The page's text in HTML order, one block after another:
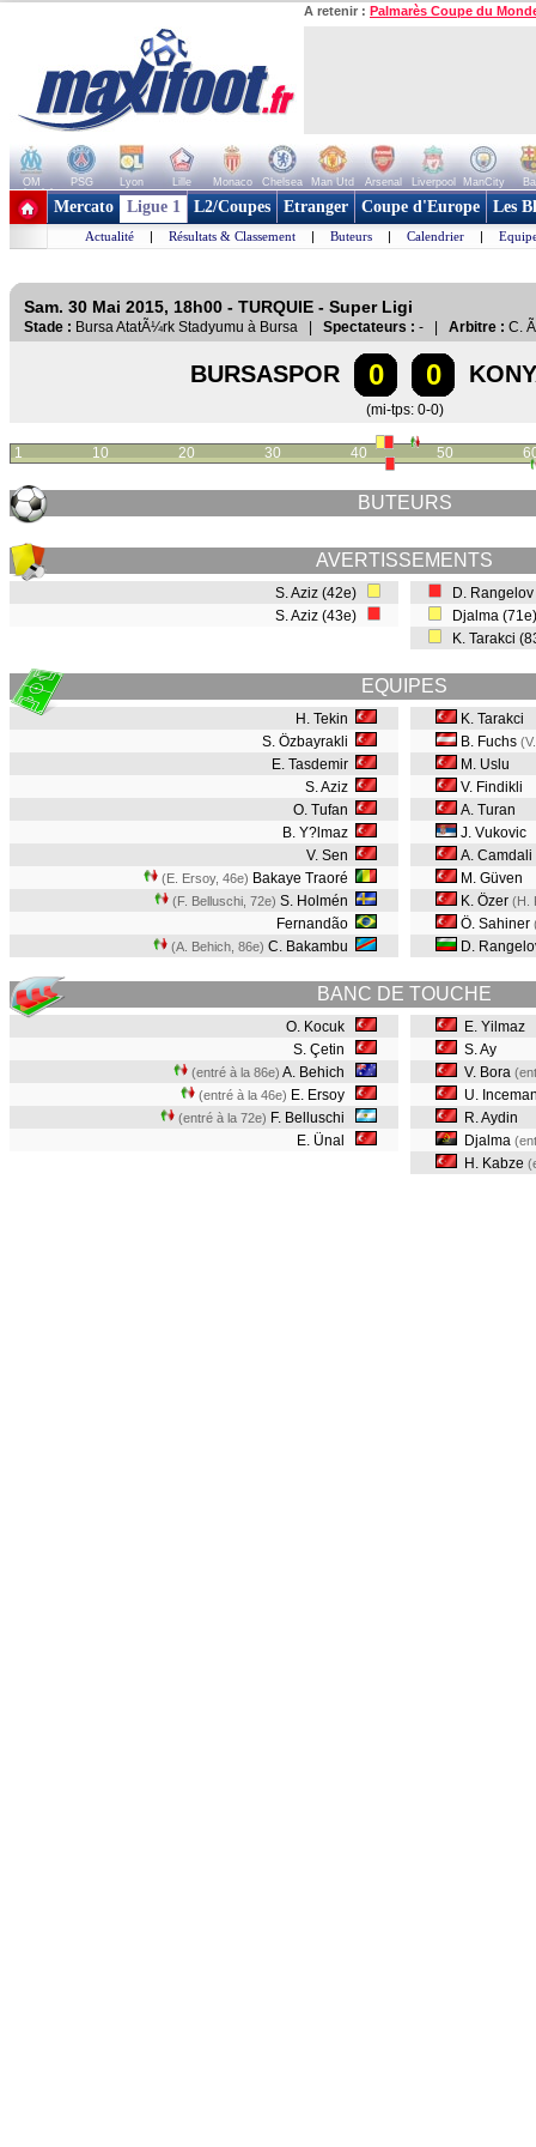
A retenir : Palmarès Coupe du
OM PSG Lyon Lille Monaco Chelsea Man Utd Arsenal Liverpool ManCity
+ de clubs
Mercato Ligue 1 L2/Coupes Etranger Coupe d'Europe Les
Actualité | Résultats & Classement | Buteurs | Calendrier |
Sam. 30 Mai 2015, 18h00 - TURQUIE - Super Ligi
Stade : Bursa AtatÃ¼rk Stadyumu à Bursa | Spectateurs : - | Arbitre : C.
BURSASPOR 0 0
(mi-tps: 0-0)
1 10 20 30 40 50
BUTEURS
AVERTISSEMENTS
S. Aziz (42e)
S. Aziz (43e)
D.
Djalma
K. Tarakci
EQUIPES
H. Tekin
S. Özbayrakli
E. Tasdemir
S. Aziz
O. Tufan
B. Y?lmaz
V. Sen
(E. Ersoy, 46e) Bakaye Traoré
(F. Belluschi, 72e) S. Holmén
Fernandão
(A. Behich, 86e) C. Bakambu
K. Tarakci
B. Fuchs
M. Uslu
V. Findikli
A. Turan
J. Vukovic
A. Camdali
M. Güven
K. Özer (H.
Ö. Sahiner
D.
BANC DE TOUCHE
O. Kocuk
S. Çetin
(entré à la 86e) A. Behich
(entré à la 46e) E. Ersoy
(entré à la 72e) F. Belluschi
E. Ünal
E. Yilmaz
S. Ay
V. Bora
U.
R. Aydin
Djalma
H. Kabze